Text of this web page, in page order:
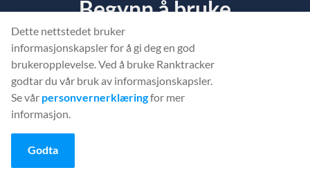
Begynn å bruke
Ranktracker... Gratis!
Finn ut hva som hindrernettstedet ditti å bli rangert.
Eller
Dette nettstedet bruker
informasjonskapsler for å gi deg en god
brukeropplevelse. Ved å bruke Ranktracker
godtar du vår bruk av informasjonskapsler.
Se vår personvernerklæringfor mer
informasjon.
Godta